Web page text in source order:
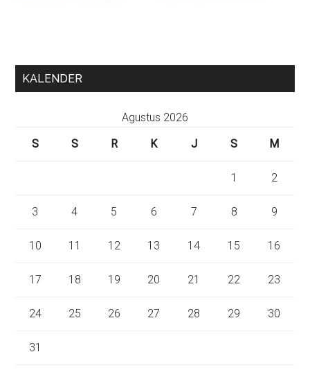
KALENDER
Agustus 2026
S
S R K J S M
1 2
3 4 5 6 7 8 9
10 11 12 13 14 15 16
17 18 19 20 21 22 23
24 25 26 27 28 29 30
31